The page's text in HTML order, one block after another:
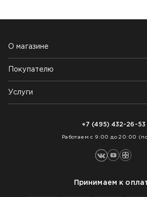
О магазине
Почему выбирают нас
Контакты
Блог
Покупателю
Возврат товара
Как заказать
Услуги
+7 (495) 432-26-53
Работаем с 9:00 до 20:00
Принимаем к